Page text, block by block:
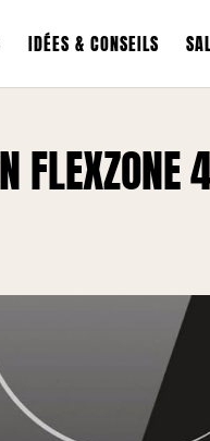
IDÉES & CONSEILS
FLEXZONE